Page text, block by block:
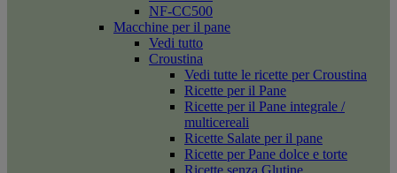
NF-CC500
Macchine per il pane
Vedi tutto
Croustina
Vedi tutte le ricette per Croustina
Ricette per il Pane
Ricette per il Pane integrale /
multicereali
Ricette Salate per il pane
Ricette per Pane dolce e torte
Ricette senza Glutine